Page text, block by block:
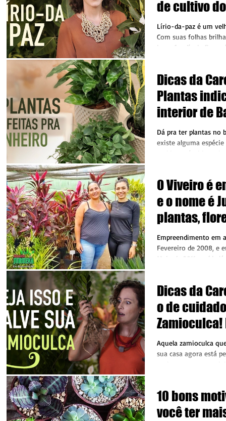
de cultivo
Lírio-da-paz é um
Com suas folhas
inconfundíveis
Dicas da
Plantas
interior de
lavanderia
Dá pra ter plantas no
existe alguma
ambiente úmido e
O Viveiro é
e o nome é
plantas,
que
Empreendimento em
Fevereiro de 2008, e
Maio de 2011, e , ‘de
Dicas da
o de
para
Aquela zamioculca
sua casa agora está
molenga e com um
10 bons
você ter